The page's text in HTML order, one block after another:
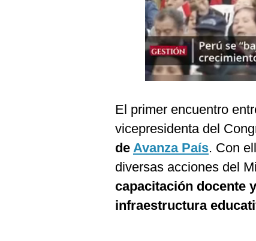
El primer encuentro
vicepresidenta del
de Avanza País. Con
diversas acciones del
capacitación docente
infraestructura